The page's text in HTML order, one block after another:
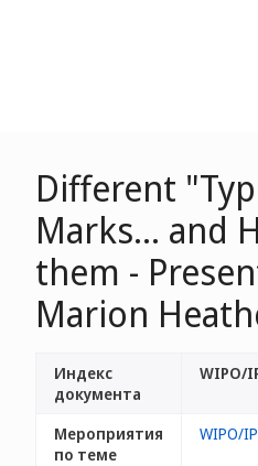
Different
Marks... and
them -
Marion
Индекс
документа
WIPO/
Мероприятия
по теме
WIPO/